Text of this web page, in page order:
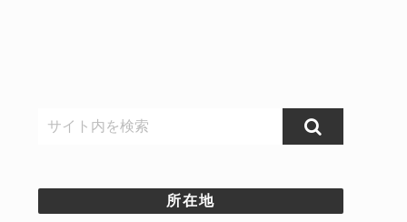
所在地